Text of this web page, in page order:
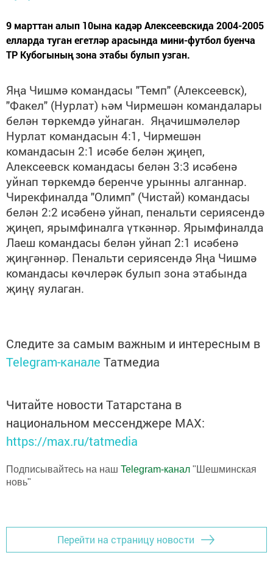
9 марттан алып 10ына кадәр Алексеевскида 2004-2005
елларда туган егетләр арасында мини-футбол буенча
ТР Кубогының зона этабы булып узган.
Яңа Чишмә командасы "Темп" (Алексеевск),
"Факел" (Нурлат) һәм Чирмешән командалары
белән төркемдә уйнаган. Яңачишмәлеләр
Нурлат командасын 4:1 , Чирмешән
командасын 2:1 исәбе белән җиңеп,
Алексеевск командасы белән 3:3 исәбенә
уйнап төркемдә беренче урынны алганнар.
Чирекфиналда "Олимп" (Чистай) командасы
белән 2:2 исәбенә уйнап, пенальти сериясендә
җиңеп, ярымфиналга үткәннәр. Ярымфиналда
Лаеш командасы белән уйнап 2:1 исәбенә
җиңгәннәр. Пенальти сериясендә Яңа Чишмә
командасы көчлерәк булып зона этабында
җиңү яулаган.
Следите за самым важным и интересным в
Telegram-канале Татмедиа
Читайте новости Татарстана в
национальном мессенджере MАХ:
https://max.ru/tatmedia
Подписывайтесь на наш Telegram-канал "Шешминская
новь"
Перейти на страницу новости